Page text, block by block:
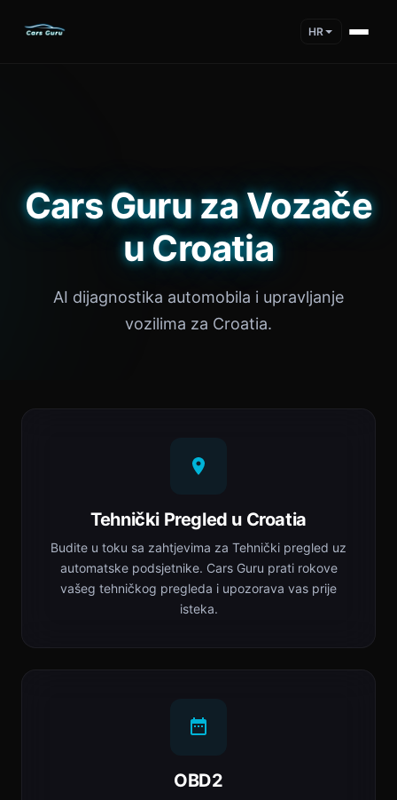
HR
Cars Guru za Vozače
u Croatia
AI dijagnostika automobila i upravljanje
vozilima za Croatia.
Tehnički Pregled u Croatia
Budite u toku sa zahtjevima za Tehnički pregled uz
automatske podsjetnike. Cars Guru prati rokove
vašeg tehničkog pregleda i upozorava vas prije
isteka.
OBD2